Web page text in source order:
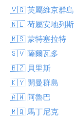
🇻🇬 英屬維京群島
🇳🇱 荷屬安地列斯
🇲🇸 蒙特塞拉特
🇸🇻 薩爾瓦多
🇧🇿 貝里斯
🇰🇾 開曼群島
🇦🇼 阿魯巴
🇲🇶 馬丁尼克